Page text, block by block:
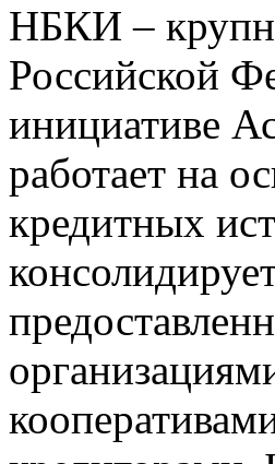
НБКИ –
Российской
инициативе
работает на
кредитных